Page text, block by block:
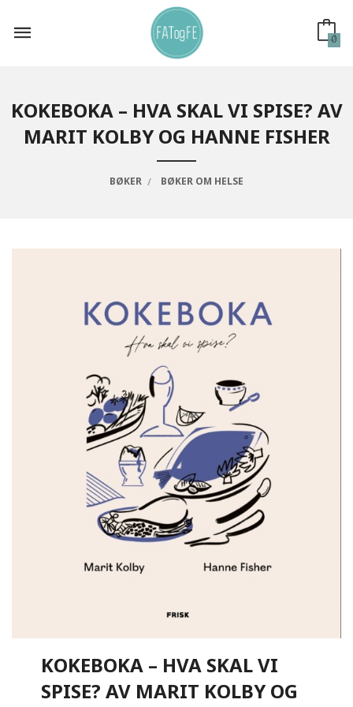
innholdet
0
KOKEBOKA – HVA SKAL VI SPISE? AV
MARIT KOLBY OG HANNE FISHER
BØKER BØKER OM HELSE
KOKEBOKA – HVA SKAL VI
SPISE? AV MARIT KOLBY OG